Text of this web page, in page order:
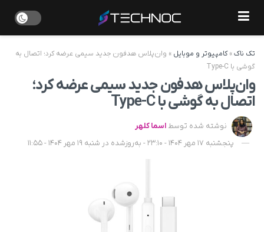
تک ناک»کامپیوتر و موبایل » وان‌پلاس هدفون جدید سیمی عرضه کرد؛ اتصال به
گوشی با Type-C
وان‌پلاس هدفون جدید سیمی عرضه کرد؛
اتصال به گوشی با Type-C
نوشته شده توسط اسما کلهر
پنجشنبه 17 مهر 1404 - 23:10 - به‌روزشده در شنبه 19 مهر 1404 - 11:55